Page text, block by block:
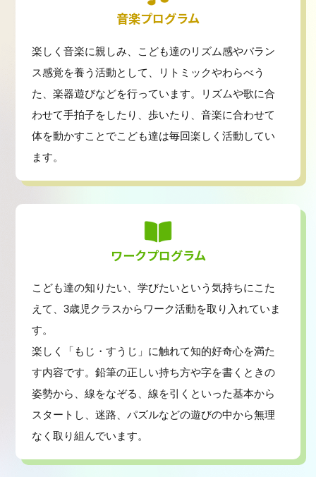
音楽プログラム
楽しく音楽に親しみ、こども達のリズム感やバラン
ス感覚を養う活動として、リトミックやわらべう
た、楽器遊びなどを行っています。リズムや歌に合
わせて手拍子をしたり、歩いたり、音楽に合わせて
体を動かすことでこども達は毎回楽しく活動してい
ます。
ワークプログラム
こども達の知りたい、学びたいという気持ちにこた
えて、3歳児クラスからワーク活動を取り入れていま
す。
楽しく「もじ・すうじ」に触れて知的好奇心を満た
す内容です。鉛筆の正しい持ち方や字を書くときの
姿勢から、線をなぞる、線を引くといった基本から
スタートし、迷路、パズルなどの遊びの中から無理
なく取り組んでいます。